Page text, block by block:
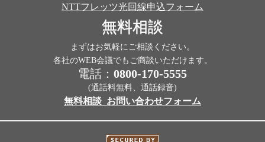
NTTフレッツ光回線申込フォーム
無料相談
まずはお気軽にご相談ください。
各社のWEB会議でもご商談いただけます。
電話： 0800-170-5555
(通話料無料、通話録音)
無料相談_お問い合わせフォーム